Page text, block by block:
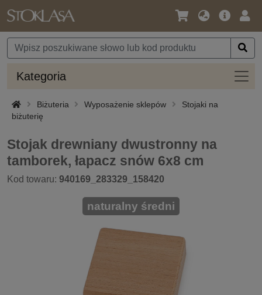
Język
Waluta
Oferta
Kategoria
Biżuteria Wyposażenie sklepów
Stojaki na
biżuterię
Stojak drewniany dwustronny na
tamborek, łapacz snów 6x8 cm
Kod towaru: 940169_283329_158420
naturalny średni